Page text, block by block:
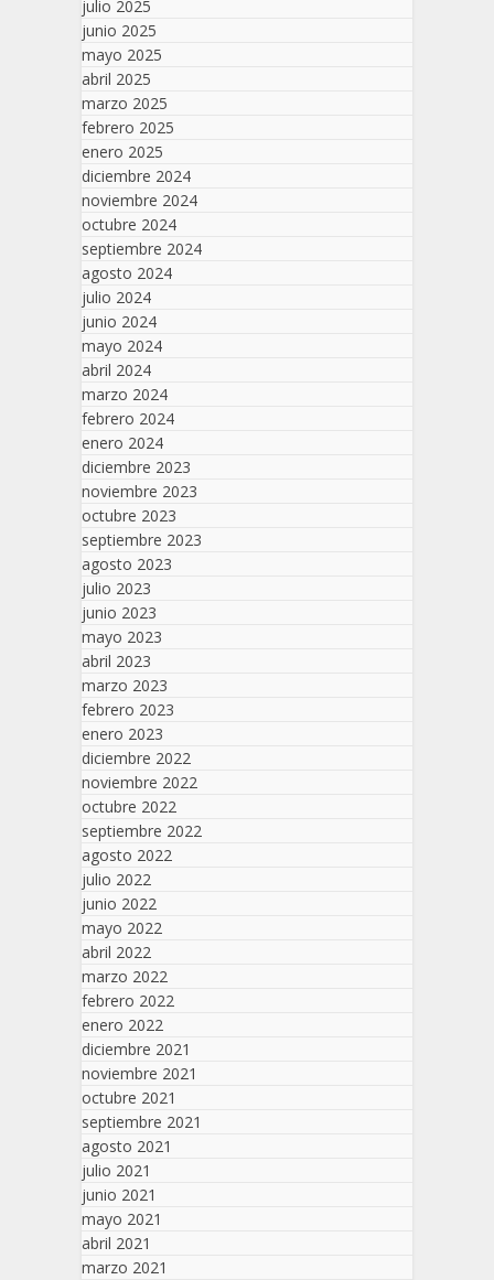
julio 2025
junio 2025
mayo 2025
abril 2025
marzo 2025
febrero 2025
enero 2025
diciembre 2024
noviembre 2024
octubre 2024
septiembre 2024
agosto 2024
julio 2024
junio 2024
mayo 2024
abril 2024
marzo 2024
febrero 2024
enero 2024
diciembre 2023
noviembre 2023
octubre 2023
septiembre 2023
agosto 2023
julio 2023
junio 2023
mayo 2023
abril 2023
marzo 2023
febrero 2023
enero 2023
diciembre 2022
noviembre 2022
octubre 2022
septiembre 2022
agosto 2022
julio 2022
junio 2022
mayo 2022
abril 2022
marzo 2022
febrero 2022
enero 2022
diciembre 2021
noviembre 2021
octubre 2021
septiembre 2021
agosto 2021
julio 2021
junio 2021
mayo 2021
abril 2021
marzo 2021